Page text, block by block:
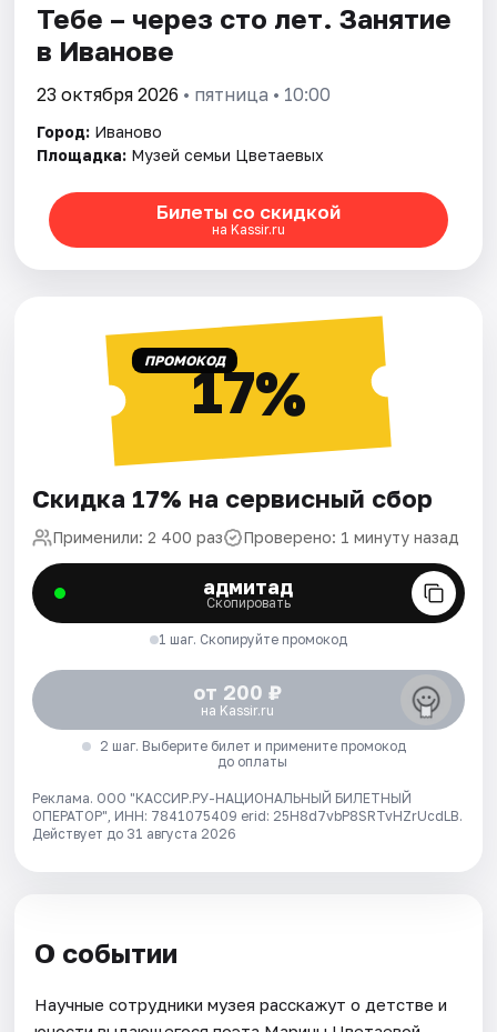
Тебе – через сто лет. Занятие
в Иванове
23 октября 2026 • пятница • 10:00
Город: Иваново
Площадка: Музей семьи Цветаевых
Билеты со скидкой
на Kassir.ru
ПРОМОКОД17%
Скидка 17% на сервисный сбор
Применили: 2 400 раз Проверено: 1 минуту назад
адмитад
Скопировать
1 шаг. Скопируйте промокод
от 200 ₽
на Kassir.ru
2 шаг. Выберите билет и примените промокод
до оплаты
Реклама. ООО "КАССИР.РУ-НАЦИОНАЛЬНЫЙ БИЛЕТНЫЙ
ОПЕРАТОР", ИНН: 7841075409 erid: 25H8d7vbP8SRTvHZrUcdLB.
Действует до 31 августа 2026
О событии
Научные сотрудники музея расскажут о детстве и